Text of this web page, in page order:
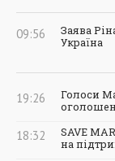
09:56
Заява
Україна
19:26
Голоси
18:32
SAVE
на